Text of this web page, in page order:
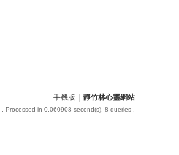
手機版 靜竹林心靈網站
, Processed in 0.060908 second(s), 8 queries .